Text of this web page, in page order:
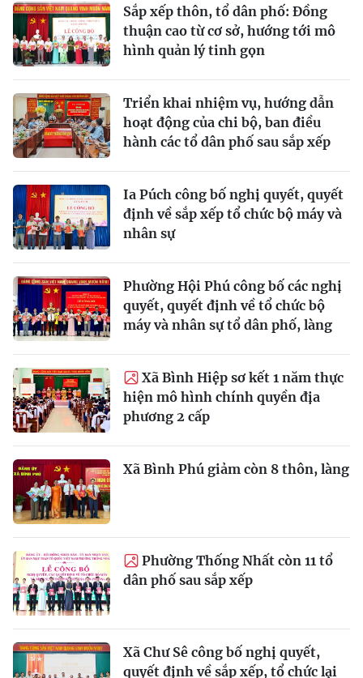
Sắp xếp thôn, tổ dân phố: Đồng
thuận cao từ cơ sở, hướng tới mô
hình quản lý tinh gọn
Triển khai nhiệm vụ, hướng dẫn
hoạt động của chi bộ, ban điều
hành các tổ dân phố sau sắp xếp
Ia Púch công bố nghị quyết, quyết
định về sắp xếp tổ chức bộ máy và
nhân sự
Phường Hội Phú công bố các nghị
quyết, quyết định về tổ chức bộ
máy và nhân sự tổ dân phố, làng
Xã Bình Hiệp sơ kết 1 năm thực
hiện mô hình chính quyền địa
phương 2 cấp
Xã Bình Phú giảm còn 8 thôn, làng
Phường Thống Nhất còn 11 tổ
dân phố sau sắp xếp
Xã Chư Sê công bố nghị quyết,
quyết định về sắp xếp, tổ chức lại